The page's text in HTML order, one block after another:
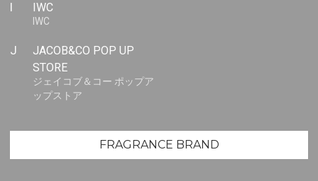
IWC
IWC
J
JACOB&CO POP UP
STORE
ジェイコブ＆コー ポップア
ップストア
FRAGRANCE BRAND